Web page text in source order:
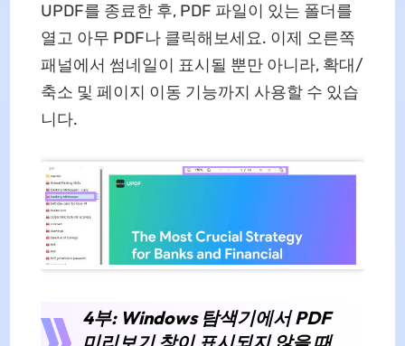
UPDF를 종료한 후, PDF 파일이 있는 폴더를
열고 아무 PDF나 클릭해보세요. 이제 오른쪽
패널에서 썸네일이 표시될 뿐만 아니라, 확대/
축소 및 페이지 이동 기능까지 사용할 수 있습
니다.
4부: Windows 탐색기에서 PDF